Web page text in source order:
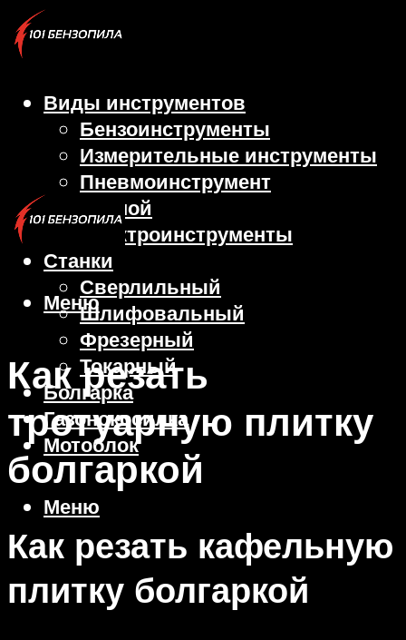
Виды инструментов
Бензоинструменты
Измерительные инструменты
Пневмоинструмент
Ручной
Электроинструменты
Станки
Сверлильный
Шлифовальный
Фрезерный
Токарный
Болгарка
Газонокосилка
Мотоблок
Меню
Меню
Как резать
тротуарную плитку
болгаркой
Как резать кафельную
плитку болгаркой